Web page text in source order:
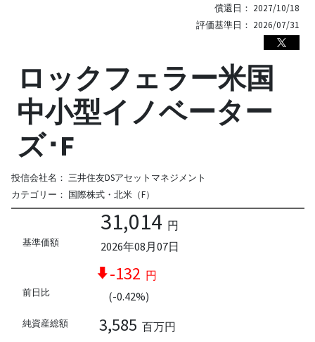
償還日： 2027/10/18
評価基準日： 2026/07/31
ロックフェラー米国
中小型イノベーター
ズ･F
投信会社名： 三井住友DSアセットマネジメント
カテゴリー： 国際株式・北米（F）
基準価額
31,014 円
2026年08月07日
前日比
-132 円
(-0.42%)
純資産総額 3,585 百万円